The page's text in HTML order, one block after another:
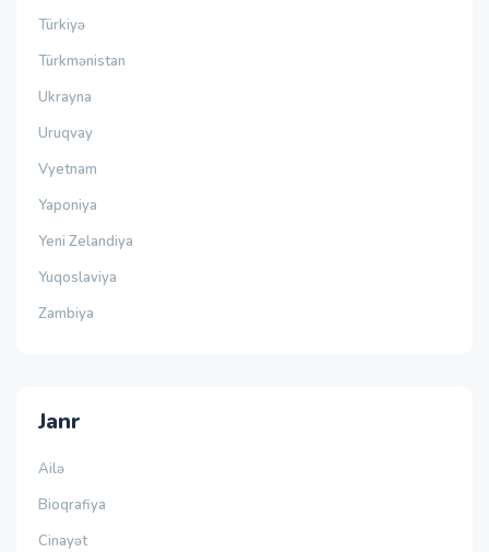
Türkiyə
Türkmənistan
Ukrayna
Uruqvay
Vyetnam
Yaponiya
Yeni Zelandiya
Yuqoslaviya
Zambiya
Janr
Ailə
Bioqrafiya
Cinayət